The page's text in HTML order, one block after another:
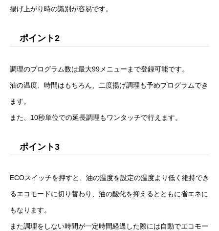
揚げ上がり時の識別が容易です。
ポイント2
調理のプログラム数は最大99メニューまで登録可能です。
油の温度、時間はもちろん、二度揚げ調理も予めプログラムでき
ます。
また、10秒単位での延長調理もワンタッチで行えます。
ポイント3
ECOスイッチを押すと、油の温度を設定の温度より低く維持でき
るエコモードに切り替わり、油の酸化を抑えるとともに省エネに
もなります。
また調理をしない時間が一定時間経過した際には自動でエコモー